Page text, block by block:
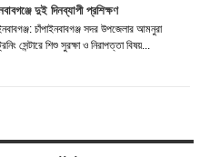
দুই দিনব্যাপী প্রশিক্ষণ
চাঁপাইনবাবগঞ্জ সদর উপজেলার আমনুরা
সেন্টারে শিশু সুরক্ষা ও নিরাপত্তা বিষয়...